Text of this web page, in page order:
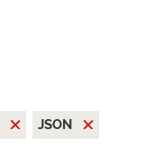
JSON